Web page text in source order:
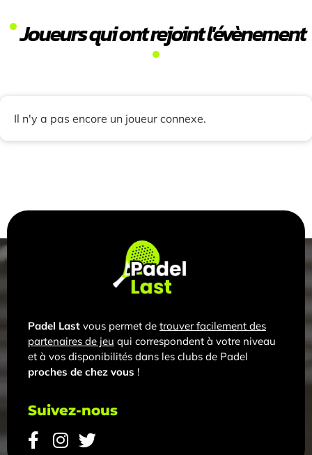
Joueurs qui ont rejoint l'évènement
Il n'y a pas encore un joueur connexe.
Padel Last vous permet de trouver facilement des
partenaires de jeu qui correspondent à votre niveau
et à vos disponibilités dans les clubs de Padel
proches de chez vous !
Suivez-nous